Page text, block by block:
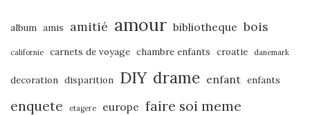
album amis amitié amour bibliotheque bois
californie carnets de voyage chambre enfants croatie danemark
decoration disparition DIY drame enfant enfants
enquete etagere europe faire soi meme